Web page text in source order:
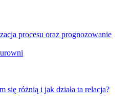
procesu oraz prognozowanie
się różnią i jak działa ta relacja?